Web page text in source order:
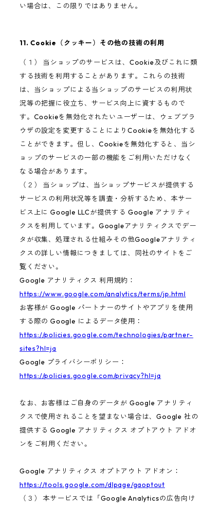
い場合は、この限りではありません。
11. Cookie（クッキー）その他の技術の利用
（１） 当ショップのサービスは、Cookie及びこれに類
する技術を利用することがあります。これらの技術
は、当ショップによる当ショップのサービスの利用状
況等の把握に役立ち、サービス向上に資するもので
す。Cookieを無効化されたいユーザーは、ウェブブラ
ウザの設定を変更することによりCookieを無効化する
ことができます。但し、Cookieを無効化すると、当シ
ョップのサービスの一部の機能をご利用いただけなく
なる場合があります。
（２） 当ショップは、当ショップサービスが提供する
サービスの利用状況等を調査・分析するため、本サー
ビス上に Google LLCが提供する Google アナリティ
クスを利用しています。Googleアナリティクスでデー
タが収集、処理される仕組みその他Googleアナリティ
クスの詳しい情報につきましては、同社のサイトをご
覧ください。
Google アナリティクス 利用規約：
https://www.google.com/analytics/terms/jp.html
お客様が Google パートナーのサイトやアプリを使用
する際の Google によるデータ使用：
https://policies.google.com/technologies/partner-
sites?hl=ja
Google プライバシーポリシー：
https://policies.google.com/privacy?hl=ja
なお、お客様はご自身のデータが Google アナリティ
クスで使用されることを望まない場合は、Google 社の
提供する Google アナリティクス オプトアウト アドオ
ンをご利用ください。
Google アナリティクス オプトアウト アドオン：
https://tools.google.com/dlpage/gaoptout
（３） 本サービスでは「Google Analyticsの広告向け